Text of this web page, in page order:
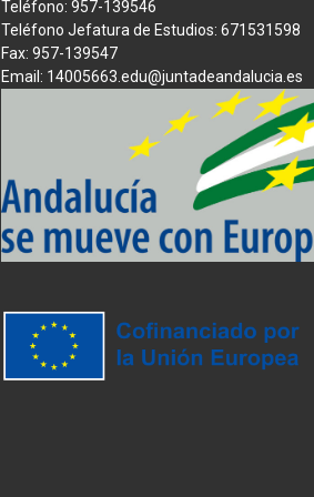
Teléfono: 957-139546
Teléfono Jefatura de Estudios: 671531598
Fax: 957-139547
Email: 14005663.edu@juntadeandalucia.es